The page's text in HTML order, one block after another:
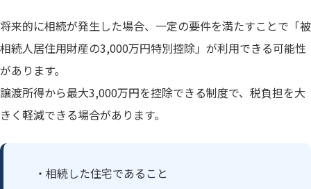
将来的に相続が発生した場合、一定の要件を満たすことで「被
相続人居住用財産の3,000万円特別控除」が利用できる可能性
があります。
譲渡所得から最大3,000万円を控除できる制度で、税負担を大
きく軽減できる場合があります。
・相続した住宅であること